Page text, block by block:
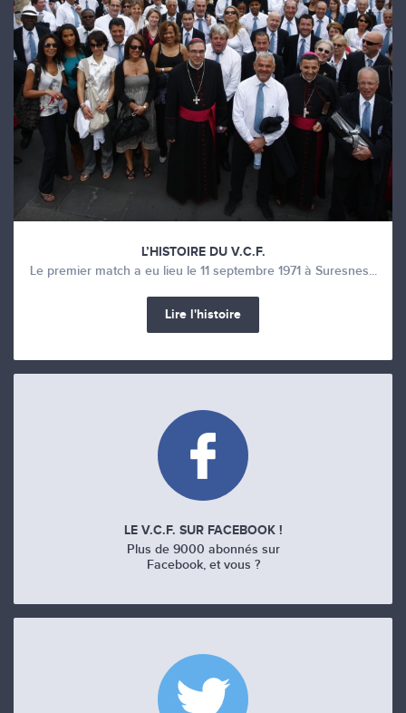
L’HISTOIRE DU V.C.F.
Le premier match a eu lieu le 11 septembre 1971 à Suresnes...
Lire l'histoire
LE V.C.F. SUR FACEBOOK !
Plus de 9000 abonnés sur
Facebook, et vous ?